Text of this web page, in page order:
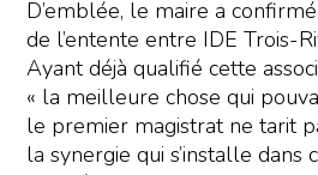
D’emblée, le maire a
de l’entente entre IDE Trois-
Ayant déjà qualifié cette
« la meilleure chose qui
le premier magistrat ne tarit
la synergie qui s’installe dans